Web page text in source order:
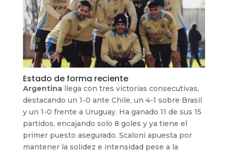
Estado de forma reciente
Argentinallega con tres victorias consecutivas,
destacando un 1-0 ante Chile, un 4-1 sobre Brasil
y un 1-0 frente a Uruguay. Ha ganado 11 de sus 15
partidos, encajando solo 8 goles y ya tiene el
primer puesto asegurado. Scaloni apuesta por
mantener la solidez e intensidad pese a la